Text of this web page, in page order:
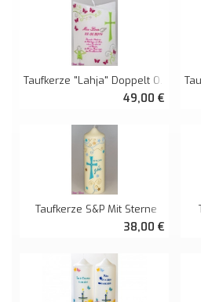
Taufkerze "Lahja" Doppelt Oval Abg.
49,00 €
Taufkerze S&P Mit Sterne
38,00 €